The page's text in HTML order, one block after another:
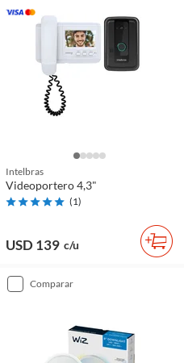
Intelbras
Videoportero 4,3"
(1)
USD 139 c/u
comparar